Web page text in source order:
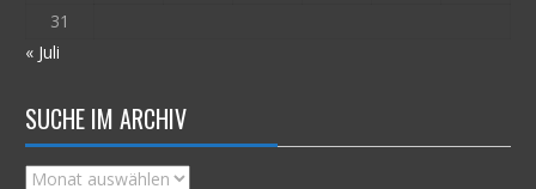
31
« Juli
SUCHE IM ARCHIV
Suche